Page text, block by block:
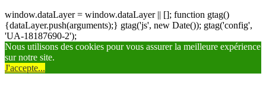
window.dataLayer = window.dataLayer || []; function gtag()
{dataLayer.push(arguments);} gtag('js', new Date()); gtag('config',
'UA-18187690-2');
Nous utilisons des cookies pour vous assurer la meilleure expérience
sur notre site.
J'accepte...